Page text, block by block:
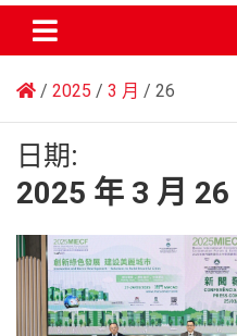
2025 3 月 26
日期:
2025 年 3 月 26